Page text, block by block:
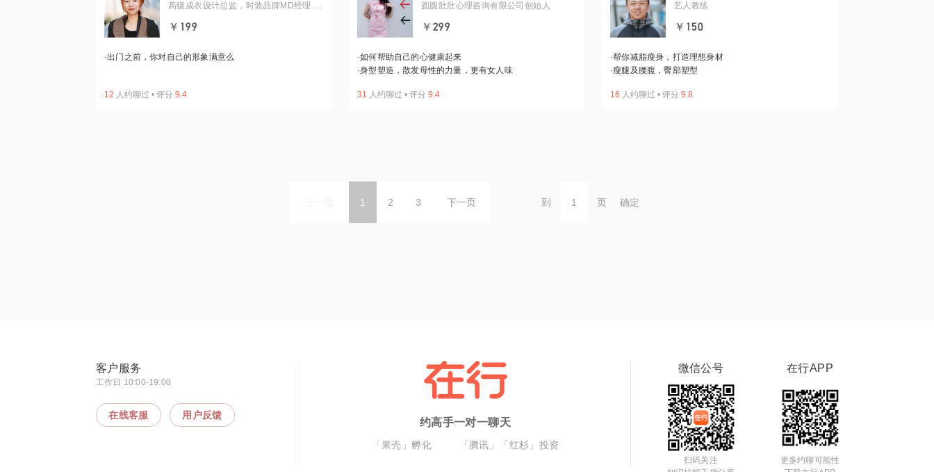
高级成衣设计总监，时装品牌MD经理 瑜
￥199
·出门之前，你对自己的形象满意么
12 人约聊过 • 评分 9.4
圆圆肚肚心理咨询有限公司创始人
￥299
·如何帮助自己的心健康起来
·身型塑造，散发母性的力量，更有女人味
31 人约聊过 • 评分 9.4
艺人教练
￥150
·帮你减脂瘦身，打造理想身材
·瘦腿及腰腹，臀部塑型
16 人约聊过 • 评分 9.8
1 2 3 下一页 到 页 确定
客户服务
工作日 10:00-19:00
在线客服 用户反馈
约高手一对一聊天
「果壳」孵化 「腾讯」「红杉」投资
微信公号
扫码关注
在行APP
更多约聊可能性